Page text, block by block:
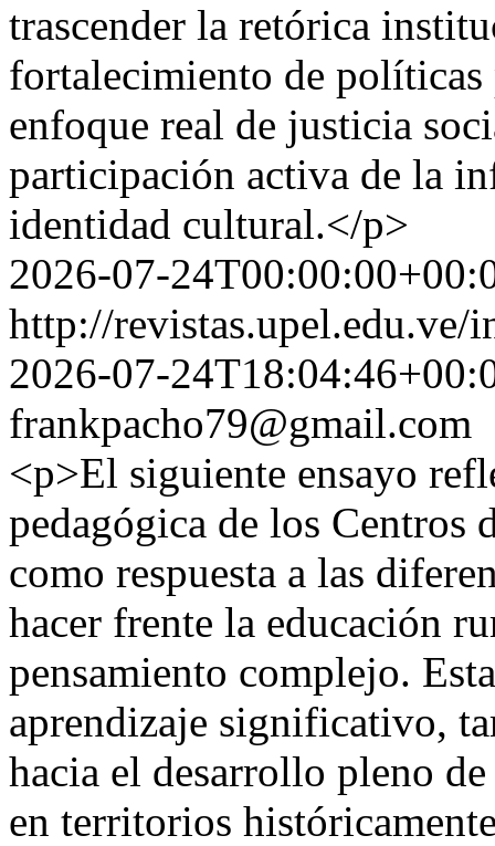
trascender la retórica
fortalecimiento de políticas
enfoque real de justicia
participación activa de la
identidad cultural.</p>
2026-07-
http://
2026-07-
frankpacho79@gmail.com
<p>El siguiente ensayo
pedagógica de los Centros
como respuesta a las
hacer frente la educación
pensamiento complejo.
aprendizaje significativo,
hacia el desarrollo pleno
en territorios